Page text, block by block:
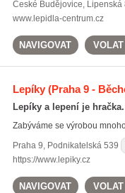
České Budějovice, Lipenská
www.lepidla-centrum.cz
NAVIGOVAT VOLAT
Lepíky(Praha 9 -
Lepíky a lepení je
Zabýváme se výrobou
Praha 9, Podnikatelská 539
https://www.lepiky.cz
NAVIGOVAT VOLAT